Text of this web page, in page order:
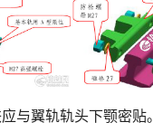
与翼轨轨头下颚密贴。